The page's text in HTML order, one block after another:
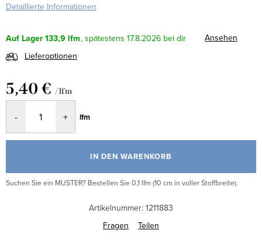
Detaillierte Informationen
Auf Lager133,9 lfm 17.8.2026
Ansehen
Lieferoptionen
5,40 € / lfm
lfm
IN DEN WARENKORB
Suchen Sie ein MUSTER? Bestellen Sie 0,1 lfm (10 cm in voller Stoffbreite).
Artikelnummer: 1211883
Fragen
Teilen